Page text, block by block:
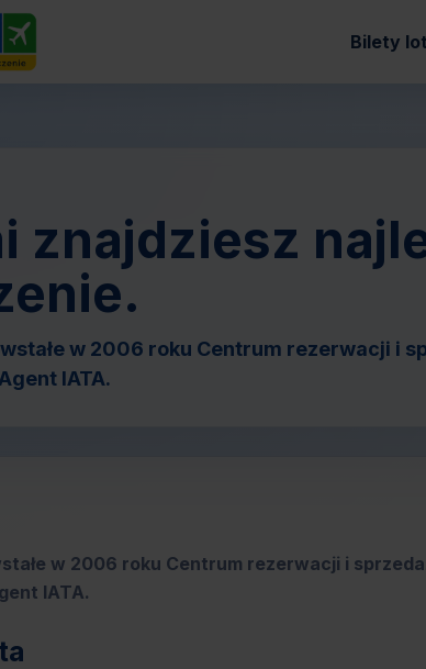
Bilety
znajdziesz
w 2006 roku Centrum rezerwacji i
IATA.
w 2006 roku Centrum rezerwacji i
IATA.